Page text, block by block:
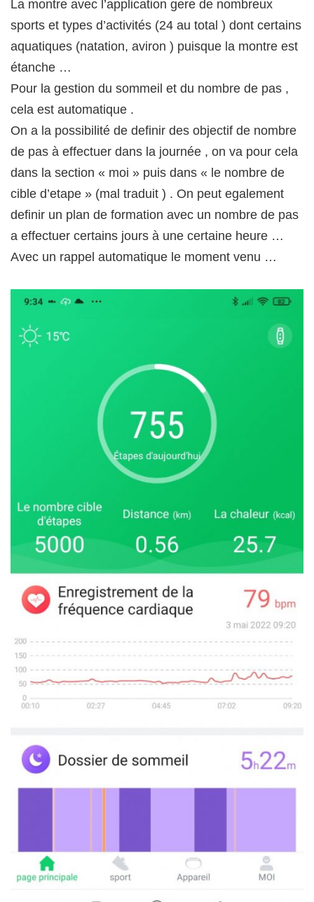
La montre avec l’application gere de nombreux
sports et types d’activités (24 au total ) dont certains
aquatiques (natation, aviron ) puisque la montre est
étanche …
Pour la gestion du sommeil et du nombre de pas ,
cela est automatique .
On a la possibilité de definir des objectif de nombre
de pas à effectuer dans la journée , on va pour cela
dans la section « moi » puis dans « le nombre de
cible d’etape » (mal traduit ) . On peut egalement
definir un plan de formation avec un nombre de pas
a effectuer certains jours à une certaine heure …
Avec un rappel automatique le moment venu …